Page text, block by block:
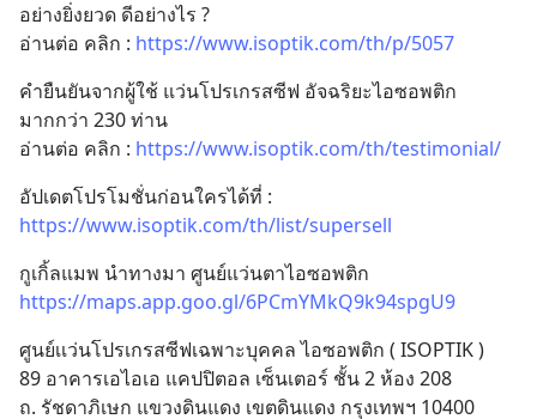
อย่างยิ่งยวด ดีอย่างไร ?
อ่านต่อ คลิก : https://www.isoptik.com/th/p/5057
คำยืนยันจากผู้ใช้ แว่นโปรเกรสซีฟ อัจฉริยะไอซอพติก
มากกว่า 230 ท่าน
อ่านต่อ คลิก : https://www.isoptik.com/th/testimonial/
https://www.isoptik.com/th/list/supersell
กูเกิ้ลแมพ นำทางมา ศูนย์แว่นตาไอซอพติก
https://maps.app.goo.gl/6PCmYMkQ9k94spgU9
ศูนย์เเว่นโปรเกรสซีฟเฉพาะบุคคล ไอซอพติก ( ISOPTIK )
89 อาคารเอไอเอ แคปปิตอล เซ็นเตอร์ ชั้น 2 ห้อง 208
ถ. รัชดาภิเษก แขวงดินแดง เขตดินแดง กรุงเทพฯ 10400